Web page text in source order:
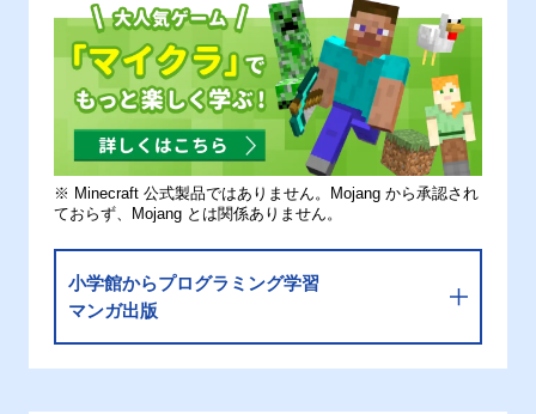
※ Minecraft 公式製品ではありません。Mojang から承認され
ておらず、Mojang とは関係ありません。
小学館からプログラミング学習
マンガ出版